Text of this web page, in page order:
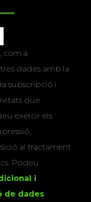
com a
dades amb la
subscripció i
que
exercir els
al tractament
Podeu
i
de dades.